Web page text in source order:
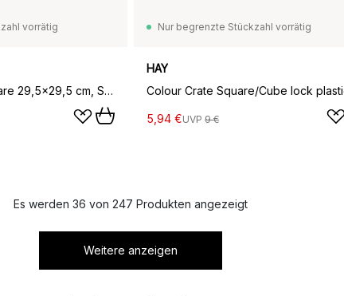
vorrätig
Colour Crate M Square 29,5x29,5 cm, Sage green
Nur begrenzte Stückzahl vorrätig
HAY
5,94 €UVP 9 €
Es werden 36 von 247 Produkten angezeigt
Weitere anzeigen